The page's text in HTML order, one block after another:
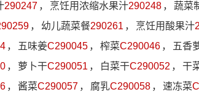
290247 ， 烹饪用浓缩水果汁290248 ， 蔬菜
， 幼儿蔬菜餐290261 ， 烹饪用酸果汁
， 五味姜C290045 ， 榨菜C290046 ， 五香
， 萝卜干C290051 ， 白菜干C290052 ， 干
， 酱菜C290057 ， 腐乳C290058 ， 速冻菜